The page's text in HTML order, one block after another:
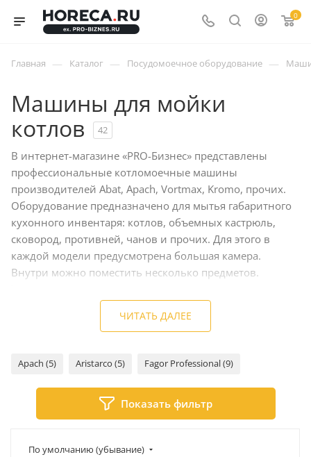
0
Главная — Каталог — Посудомоечное оборудование —
Машины для мойки
котлов
42
В интернет-магазине «PRO-Бизнес» представлены
профессиональные котломоечные машины
производителей Abat, Apach, Vortmax, Kromo, прочих.
Оборудование предназначено для мытья габаритного
кухонного инвентаря: котлов, объемных кастрюль,
сковород, противней, чанов и прочих. Для этого в
каждой модели предусмотрена большая камера.
Внутри можно поместить несколько предметов.
ЧИТАТЬ ДАЛЕЕ
Apach (5) Aristarco (5) Fagor Professional (9)
Показать фильтр
По умолчанию (убывание)